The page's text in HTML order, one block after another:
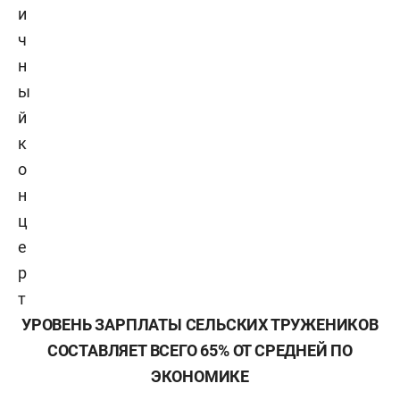
и
ч
н
ы
й
к
о
н
ц
е
р
т
УРОВЕНЬ ЗАРПЛАТЫ СЕЛЬСКИХ ТРУЖЕНИКОВ
СОСТАВЛЯЕТ ВСЕГО 65% ОТ СРЕДНЕЙ ПО
ЭКОНОМИКЕ